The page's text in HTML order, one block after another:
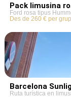
Pack limusina
Ford rosa tipus
Des de 260 € per grup
Barcelona
Ruta turística en